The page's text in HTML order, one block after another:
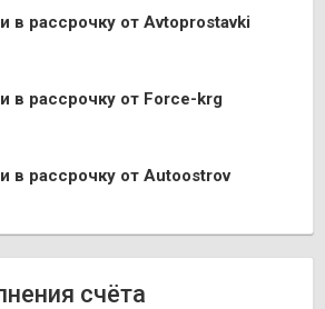
в рассрочку от Avtoprostavki
в рассрочку от Force-krg
в рассрочку от Autoostrov
счёта